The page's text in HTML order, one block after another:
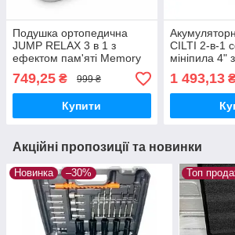
Подушка ортопедична
JUMP RELAX 3 в 1 з
ефектом пам'яті Memory
комфортного відпочинку
52×35×20 см
749,25 ₴ 999 ₴
Купити
CILTI 2-в-1
мініпила 4"
1 493,13
Акційні пропозиції та новинки
Новинка –30% Топ